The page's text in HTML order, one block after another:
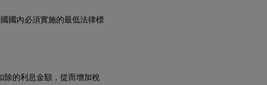
國內必須實施的最低法律標
除的利息金額，從而增加稅